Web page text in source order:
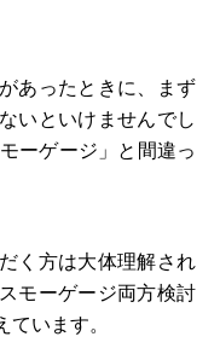
あったときに、まず
いといけませんでし
ーゲージ」と間違っ
く方は大体理解され
モーゲージ両方検討
います。